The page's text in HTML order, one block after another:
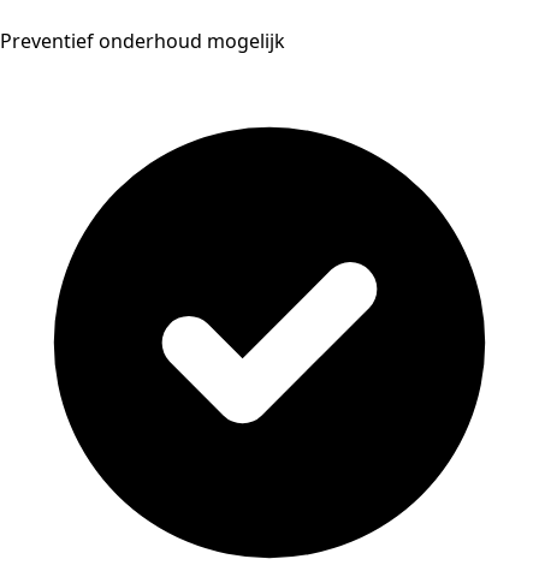
Preventief onderhoud mogelijk